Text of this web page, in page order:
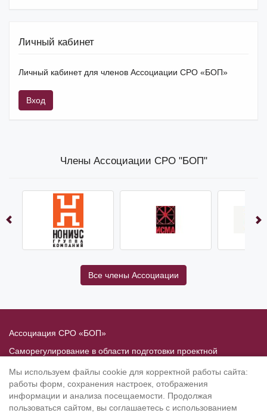
Личный кабинет
Личный кабинет для членов Ассоциации СРО «БОП»
Вход
Члены Ассоциации СРО "БОП"
Все члены Ассоциации
Ассоциация СРО «БОП»
Саморегулирование в области подготовки проектной
Политика в отношении обработки персональных данных
190020, Санкт-Петербург, Рижский пр. 3, литер Б
Мы используем файлы cookie для корректной работы сайта:
работы форм, сохранения настроек, отображения
информации и анализа посещаемости. Продолжая
пользоваться сайтом, вы соглашаетесь с использованием